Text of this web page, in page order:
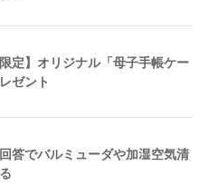
限定】オリジナル「母子手帳ケー
ゼント
答でバルミューダや加湿空気清